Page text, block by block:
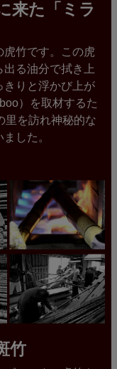
来た「ミラ
虎竹です。この虎
る油分で拭き上
きりと浮かび上が
）を取材するた
里を訪れ神秘的な
した。
竹